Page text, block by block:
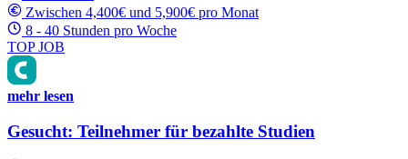
Zwischen 4,400€ und 5,900€ pro Monat
8 - 40 Stunden pro Woche
TOP JOB
mehr lesen
Gesucht: Teilnehmer für bezahlte Studien